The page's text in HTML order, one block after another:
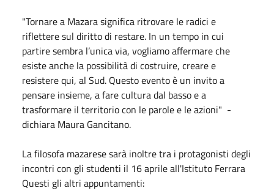
"Tornare a Mazara significa ritrovare le radici e
riflettere sul diritto di restare. In un tempo in cui
partire sembra l’unica via, vogliamo affermare che
esiste anche la possibilità di costruire, creare e
resistere qui, al Sud. Questo evento è un invito a
pensare insieme, a fare cultura dal basso e a
trasformare il territorio con le parole e le azioni" -
dichiara Maura Gancitano.
La filosofa mazarese sarà inoltre tra i protagonisti degli
incontri con gli studenti il 16 aprile all'Istituto Ferrara
Questi gli altri appuntamenti: